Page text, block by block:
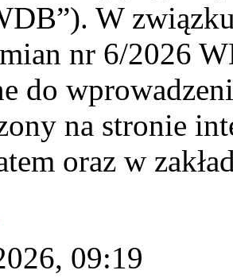
W
nr 6/2026
do
na stronie
oraz w
09:19